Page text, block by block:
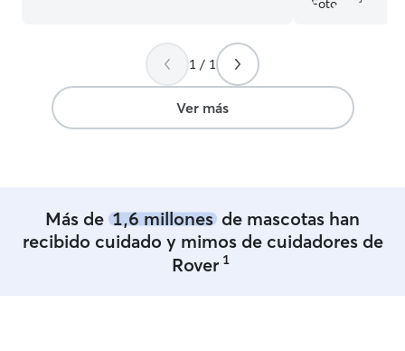
podría darles el 100 x 100 de la
atención, me encanta mostrarles cariño y
nuevos trucos Los cuidaría como si
fueran uno más del hogar. Respetando
sobre todo, siempre los espacios del
ella.Muy
1 / 1
Ver más
Más de 1,6 millones de mascotas han
recibido cuidado y mimos de cuidadores de
Rover 1